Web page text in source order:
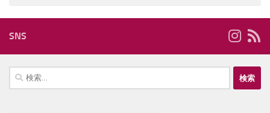
SNS
検
索: